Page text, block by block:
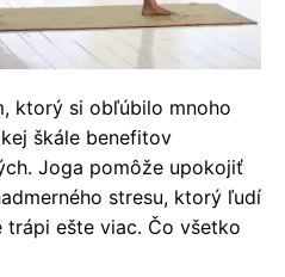
ktorý si obľúbilo mnoho
škále benefitov
Joga pomôže upokojiť
stresu, ktorý ľudí
trápi ešte viac. Čo všetko